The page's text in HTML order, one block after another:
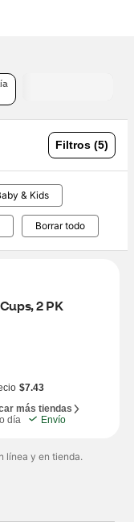
Filtros (5)
& Kids
Borrar todo
2 PK
$7.43
más tiendas
día
Envío
línea y en tienda.